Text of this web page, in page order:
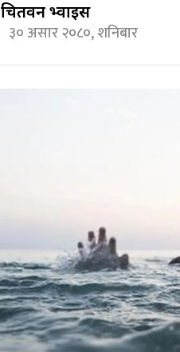
चितवन भ्वाईस
३० असार २०८०, शनिबार